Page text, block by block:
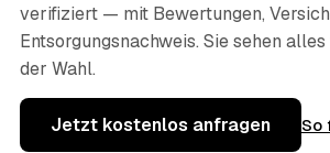
verifiziert — mit Bewertungen,
Entsorgungsnachweis. Sie sehen
der Wahl.
Jetzt kostenlos anfragen So